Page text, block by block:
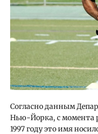
Согласно данным
Нью-Йорка, с момента
1997 году это имя